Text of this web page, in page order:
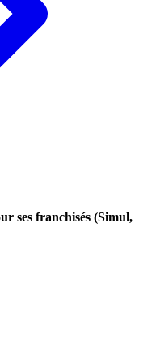
ses franchisés (Simul,